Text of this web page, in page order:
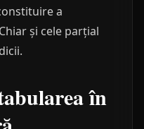
a
și cele parțial
în